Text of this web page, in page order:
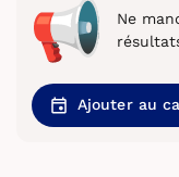
Ne
Ajouter au